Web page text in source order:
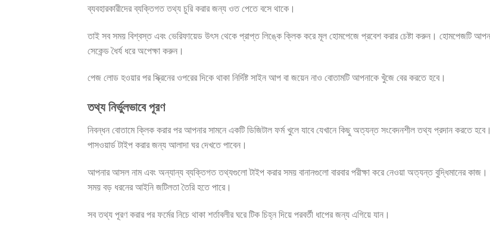
ব্যবহারকারীদের ব্যক্তিগত তথ্য চুরি করার জন্য ওত পেতে বসে থাকে।
তাই সব সময় বিশ্বস্ত এবং ভেরিফায়েড উৎস থেকে প্রাপ্ত লিঙ্কে ক্লিক করে মূল হোমপেজে প্রবেশ করার চেষ্টা করুন। হোমপেজটি
সেকেন্ড ধৈর্য ধরে অপেক্ষা করুন।
পেজ লোড হওয়ার পর স্ক্রিনের ওপরের দিকে থাকা নির্দিষ্ট সাইন আপ বা জয়েন নাও বোতামটি আপনাকে খুঁজে বের করতে হবে।
তথ্য নির্ভুলভাবে পূরণ
নিবন্ধন বোতামে ক্লিক করার পর আপনার সামনে একটি ডিজিটাল ফর্ম খুলে যাবে যেখানে কিছু অত্যন্ত সংবেদনশীল তথ্য প্রদান করতে
পাসওয়ার্ড টাইপ করার জন্য আলাদা ঘর দেখতে পাবেন।
আপনার আসল নাম এবং অন্যান্য ব্যক্তিগত তথ্যগুলো টাইপ করার সময় বানানগুলো বারবার পরীক্ষা করে নেওয়া অত্যন্ত বুদ্ধিমানের কাজ।
সময় বড় ধরনের আইনি জটিলতা তৈরি হতে পারে।
সব তথ্য পূরণ করার পর ফর্মের নিচে থাকা শর্তাবলীর ঘরে টিক চিহ্ন দিয়ে পরবর্তী ধাপের জন্য এগিয়ে যান।